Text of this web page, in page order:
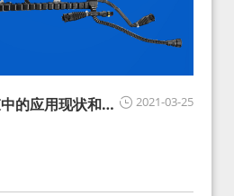
2021-03-25
的应用现状和展